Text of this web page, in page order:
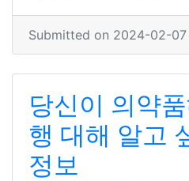
Submitted on 2024-02-07
당신이 의약
행 대해 알고
정보